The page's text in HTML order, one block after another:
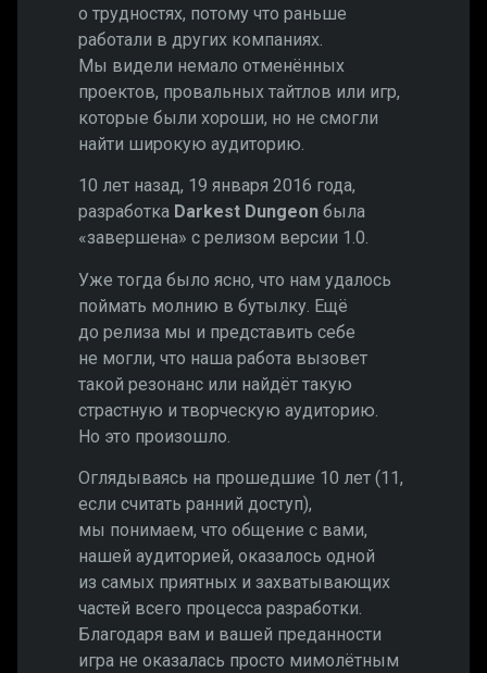
о трудностях, потому что раньше
работали в других компаниях.
Мы видели немало отменённых
проектов, провальных тайтлов или игр,
которые были хороши, но не смогли
найти широкую аудиторию.
10 лет назад, 19 января 2016 года,
разработка Darkest Dungeon была
«завершена» с релизом версии 1.0.
Уже тогда было ясно, что нам удалось
поймать молнию в бутылку. Ещё
до релиза мы и представить себе
не могли, что наша работа вызовет
такой резонанс или найдёт такую ​​
страстную и творческую аудиторию.
Но это произошло.
Оглядываясь на прошедшие 10 лет (11,
если считать ранний доступ),
мы понимаем, что общение с вами,
нашей аудиторией, оказалось одной
из самых приятных и захватывающих
частей всего процесса разработки.
Благодаря вам и вашей преданности
игра не оказалась просто мимолётным